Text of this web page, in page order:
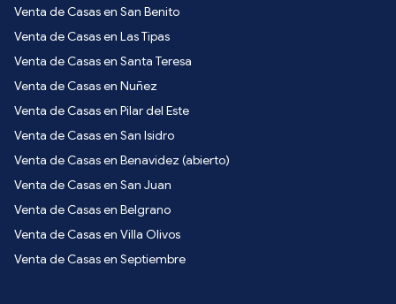
Venta de Casas en San Benito
Venta de Casas en Las Tipas
Venta de Casas en Santa Teresa
Venta de Casas en Nuñez
Venta de Casas en Pilar del Este
Venta de Casas en San Isidro
Venta de Casas en Benavidez (abierto)
Venta de Casas en San Juan
Venta de Casas en Belgrano
Venta de Casas en Villa Olivos
Venta de Casas en Septiembre